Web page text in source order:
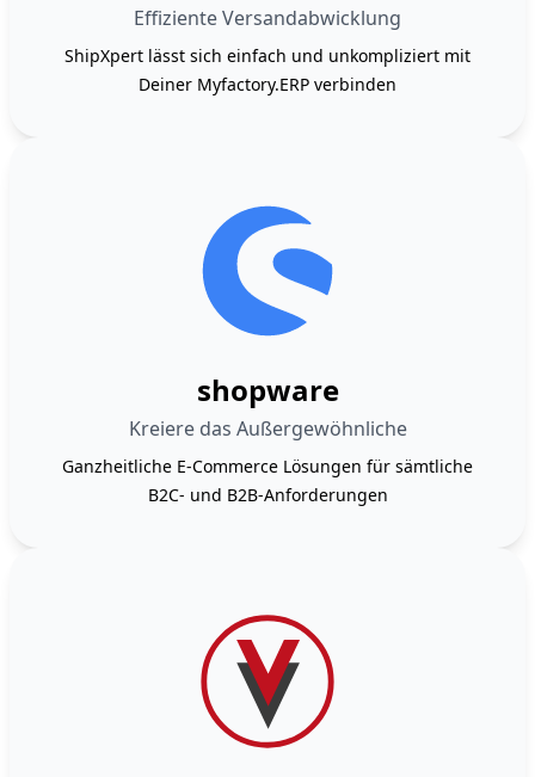
Effiziente Versandabwicklung
ShipXpert lässt sich einfach und unkompliziert mit
Deiner Myfactory.ERP verbinden
shopware
Kreiere das Außergewöhnliche
Ganzheitliche E-Commerce Lösungen für sämtliche
B2C- und B2B-Anforderungen